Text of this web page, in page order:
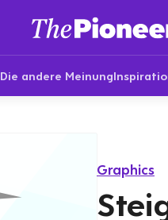
Die andere Meinung
Graphics